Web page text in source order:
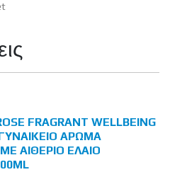
FRAGRANT WELLBEING
ΓΥΝΑΙΚΕΊΟ ΆΡΩΜΑ
ΑΙΘΈΡΙΟ ΈΛΑΙΟ